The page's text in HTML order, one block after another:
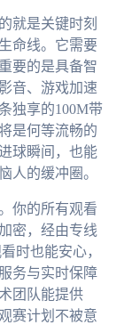
就是关键时刻
命线。它需要
要的是具备智
音、游戏加速
独享的100M带
是何等流畅的
球瞬间，也能
人的缓冲圈。
你的所有观看
密，经由专线
时也能安心，
务与实时保障
团队能提供
赛计划不被意